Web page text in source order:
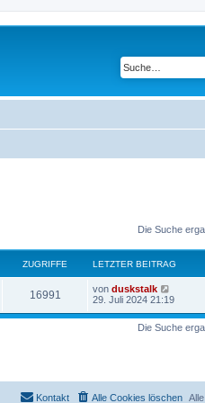
Die Suche
ZUGRIFFE LETZTER BEITRAG
16991 von duskstalk
29. Juli 2024 21:19
Die Suche
Alle Cookies löschen
Kontakt